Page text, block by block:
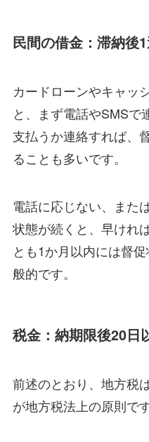
民間の借金：滞納後
カードローンやキャッ
と、まず電話やSMSで
支払うか連絡すれば、
ることも多いです。
電話に応じない、また
状態が続くと、早けれ
とも1か月以内には督
般的です。
税金：納期限後20日
前述のとおり、地方税
が地方税法上の原則です